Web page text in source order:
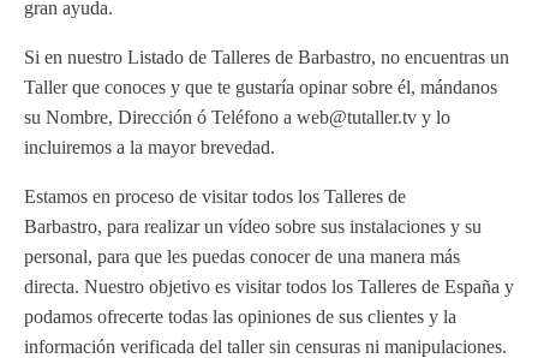
gran ayuda.
Si en nuestro Listado de Talleres de Barbastro, no encuentras un
Taller que conoces y que te gustaría opinar sobre él, mándanos
su Nombre, Dirección ó Teléfono a web@tutaller.tv y lo
incluiremos a la mayor brevedad.
Estamos en proceso de visitar todos los Talleres de
Barbastro, para realizar un vídeo sobre sus instalaciones y su
personal, para que les puedas conocer de una manera más
directa. Nuestro objetivo es visitar todos los Talleres de España y
podamos ofrecerte todas las opiniones de sus clientes y la
información verificada del taller sin censuras ni manipulaciones.